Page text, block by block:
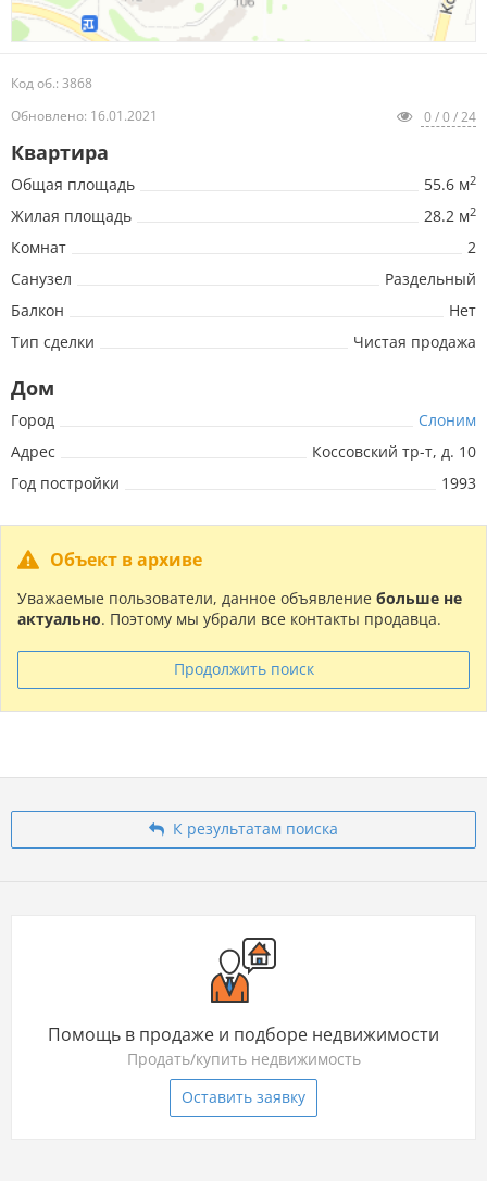
Код об.: 3868
Обновлено: 16.01.2021
0 / 0 / 24
Квартира
Общая площадь 55.6 м2
Жилая площадь 28.2 м2
Комнат
2
Санузел
Раздельный
Балкон
Нет
Тип сделки
Чистая продажа
Дом
Город
Слоним
Адрес
Коссовский тр-т, д. 10
Год постройки
1993
Объект в архиве
Уважаемые пользователи, данное объявление больше не
актуально. Поэтому мы убрали все контакты продавца.
Продолжить поиск
К результатам поиска
Помощь в продаже и подборе недвижимости
Продать/купить недвижимость
Оставить заявку